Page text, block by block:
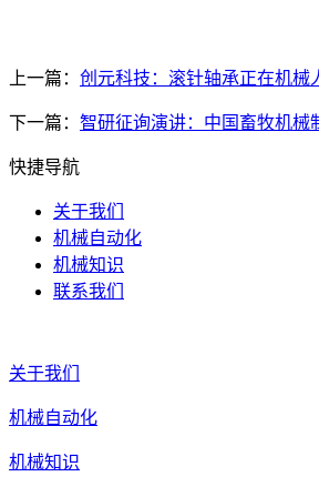
上一篇： 创元科技：滚针轴承正在机械
下一篇： 智研征询演讲：中国畜牧机械
快捷导航
关于我们
机械自动化
机械知识
联系我们
关于我们
机械自动化
机械知识